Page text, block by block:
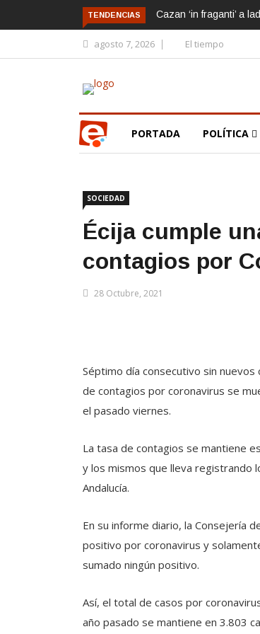
TENDENCIAS Cazan ‘in fraganti’ a
agosto 7, 2026 El tiempo
PORTADA POLÍTICA
SOCIEDAD
Écija cumple
contagios por
28 Octubre, 2021
Séptimo día consecutivo sin nuevos
de contagios por coronavirus se
el pasado viernes.
La tasa de contagios se mantiene
y los mismos que lleva registrando
Andalucía.
En su informe diario, la Consejería
positivo por coronavirus y
sumado ningún positivo.
Así, el total de casos por
año pasado se mantiene en 3.803